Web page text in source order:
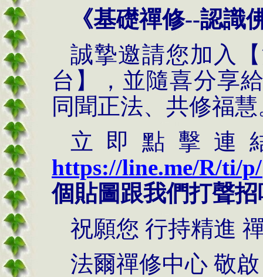
《基礎禪修--認識
誠摯邀請您加入
台】，並隨喜分享
同聞正法、共修福
立即點擊連
https://line.me/R/ti/
個貼圖跟我們打聲
祝願您 行持精進
法爾禪修中心 敬啟